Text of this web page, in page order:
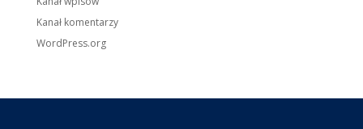
Kanał komentarzy
WordPress.org